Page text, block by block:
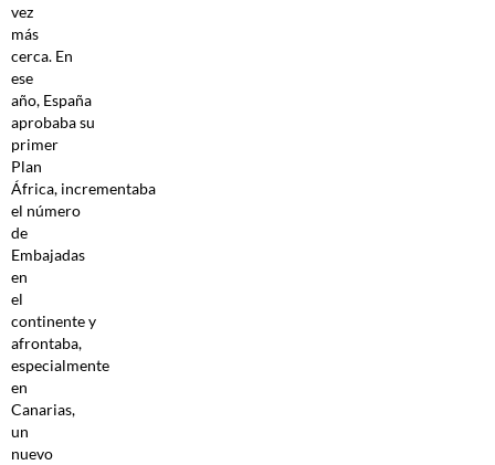
vez
más
cerca. En
ese
año, España
aprobaba su
primer
Plan
África, incrementaba
el número
de
Embajadas
en
el
continente y
afrontaba,
especialmente
en
Canarias,
un
nuevo